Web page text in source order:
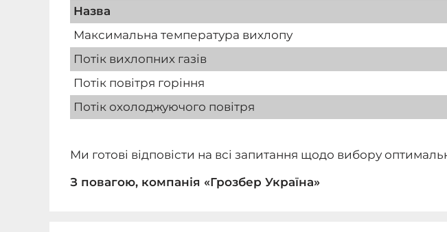
Назва
Максимальна температура вихлопу
Потік вихлопних газів
Потік повітря горіння
Потік охолоджуючого повітря
Ми готові відповісти на всі запитання щодо вибору
З повагою, компанія «Грозбер Україна»